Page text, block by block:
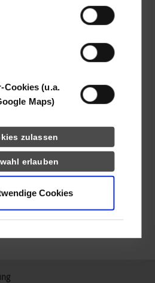
die Sie ihnen bereitgestellt
Rahmen Ihrer Nutzung
Cookies (u.a.
Maps)
zulassen
erlauben
Cookies